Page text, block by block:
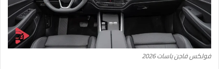
فولكس فاجن باسات 2026